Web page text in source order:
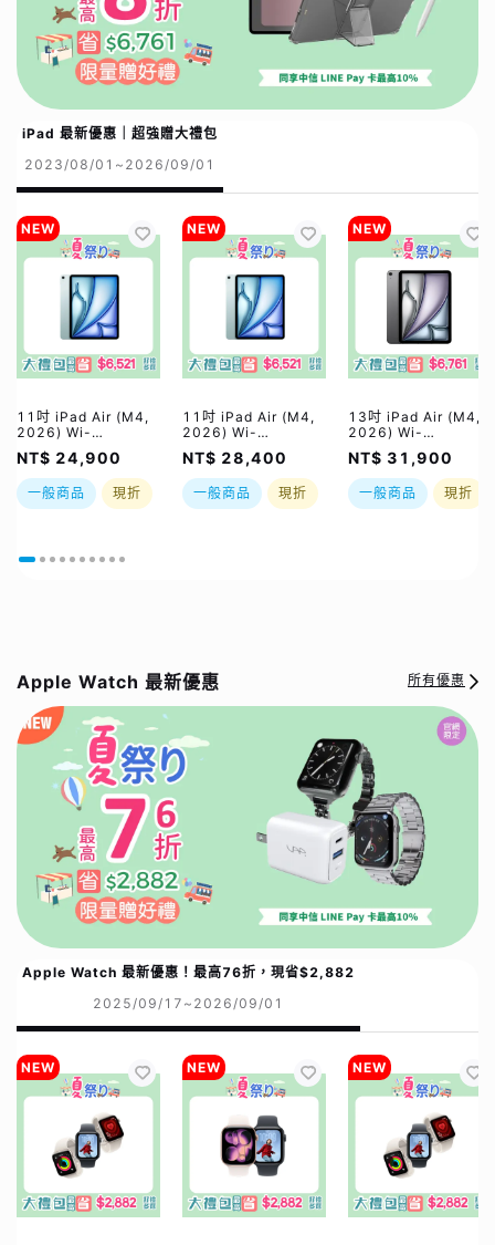
iPad 最新優惠｜超強贈大禮包
2023/08/01~2026/09/01
NEW
11吋 iPad Air (M4,
2026) Wi-
Fi/128GB/ 四色｜
【夏祭り】限量加碼贈
*PQI USB4 CtoC 5A
大電流快充線｜直贈總
價值$2880好禮五選
NT$ 24,900
一般商品 現折
NEW
11吋 iPad Air (M4,
2026) Wi-
Fi/256GB/ 四色｜
【夏祭り】限量加碼贈
*PQI USB4 CtoC 5A
大電流快充線｜直贈總
價值$2880好禮五選
NT$ 28,400
一般商品 現折
NEW
13吋 iPad Air (M4,
2026) Wi-
Fi/128GB/ 四色｜
【夏祭り】限量加碼贈
*PQI USB4 CtoC 5A
大電流快充線｜直贈總
價值$2880好禮五選
NT$ 31,900
一般商品 現折
Apple Watch 最新優惠 所有優惠
Apple Watch 最新優惠！最高76折，現省$2,882
2025/09/17~2026/09/01
NEW NEW NEW